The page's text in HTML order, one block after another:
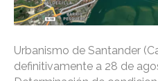
Urbanismo de Santander
definitivamente a 28 de